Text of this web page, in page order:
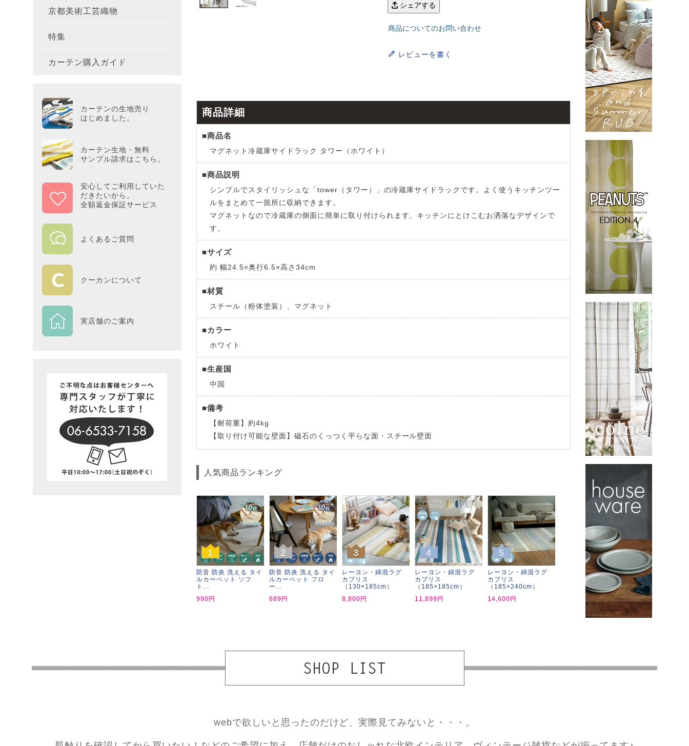
吸湿・発熱ラグ
ディズニープリンセス／DISNEY PRINCESS
KINTO キントー
京都美術工芸織物
特集
PEANUTS（ピーナッツ）
Disney（ディズニー）
ずっと使えるプロジェクト
MILK HOME（ミルクホーム）
maison de reve
HOME
DESIGN LIFE
Piece
NEXTHOME
BIG SIZE RUG
在庫一掃アウトレット
カーテン購入ガイド
カーテンの形状記憶加工
ミラーレースカーテンとは？
カーテンの生地売り
はじめました。
カーテン生地・無料
サンプル請求はこちら。
安心してご利用していた
だきたいから。
全額返金保証サービス
よくあるご質問
クーカンについて
実店舗のご案内
シェアする
商品についてのお問い合わせ
レビューを書く
商品詳細
■商品名
マグネット冷蔵庫サイドラック タワー（ホワイト）
■商品説明
シンプルでスタイリッシュな「tower（タワー）」の冷蔵庫サイドラックです。よく使うキッチンツー
ルをまとめて一箇所に収納できます。
マグネットなので冷蔵庫の側面に簡単に取り付けられます。キッチンにとけこむお洒落なデザインで
す。
■サイズ
約 幅24.5×奥行6.5×高さ34cm
■材質
スチール（粉体塗装）、マグネット
■カラー
ホワイト
■生産国
中国
■備考
【耐荷重】約4kg
【取り付け可能な壁面】磁石のくっつく平らな面・スチール壁面
人気商品ランキング
1
防音 防炎 洗える タイ
ルカーペット ソフ
ト...
990円
2
防音 防炎 洗える タイ
ルカーペット フロ
ー...
689円
3
レーヨン・綿混ラグ
カプリス
（130×185cm）
8,800円
4
レーヨン・綿混ラグ
カプリス
（185×185cm）
11,899円
5
レーヨン・綿混ラグ
カプリス
（185×240cm）
14,600円
webで欲しいと思ったのだけど、実際見てみないと・・・。